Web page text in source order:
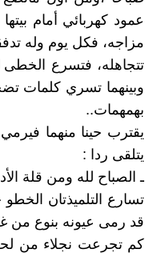
عمود كهربائي أمام
مزاجه، فكل يوم وله
تتجاهله، فتسرع الخطى
وبينهما تسري كلمات
بهمهمات..
يقترب حينا منهما
يتلقى ردا :
ـ الصباح لله ومن قلة
تسارع التلميذتان
قد رمى عيونه بنوع من
كم تجرعت نجلاء من